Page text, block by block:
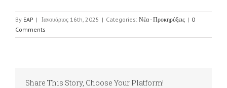
By EAP | Ιανουάριος 16th, 2025 | Categories: Νέα - Προκηρύξεις | 0
Comments
Share This Story, Choose Your Platform!